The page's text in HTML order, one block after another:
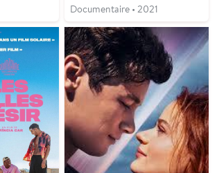
Documentaire • 2021